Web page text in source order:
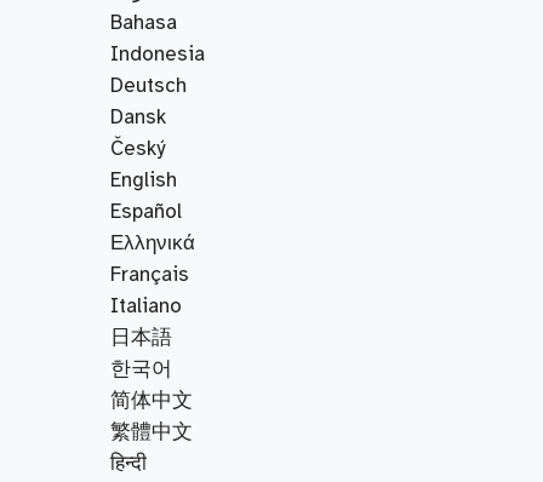
Bahasa
Indonesia
Deutsch
Dansk
Český
English
Español
Ελληνικά
Français
Italiano
日本語
한국어
简体中文
繁體中文
हिन्दी